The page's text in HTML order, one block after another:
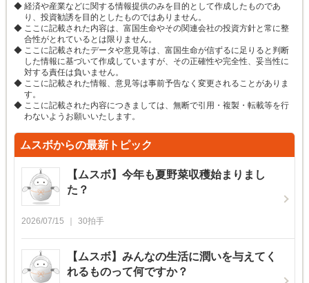
経済や産業などに関する情報提供のみを目的として作成したものであ
り、投資勧誘を目的としたものではありません。
ここに記載された内容は、富国生命やその関連会社の投資方針と常に整
合性がとれているとは限りません。
ここに記載されたデータや意見等は、富国生命が信ずるに足りると判断
した情報に基づいて作成していますが、その正確性や完全性、妥当性に
対する責任は負いません。
ここに記載された情報、意見等は事前予告なく変更されることがありま
す。
ここに記載された内容につきましては、無断で引用・複製・転載等を行
わないようお願いいたします。
ムスボからの最新トピック
【ムスボ】今年も夏野菜収穫始まりまし
た？
2026/07/15 30拍手
【ムスボ】みんなの生活に潤いを与えてく
れるものって何ですか？